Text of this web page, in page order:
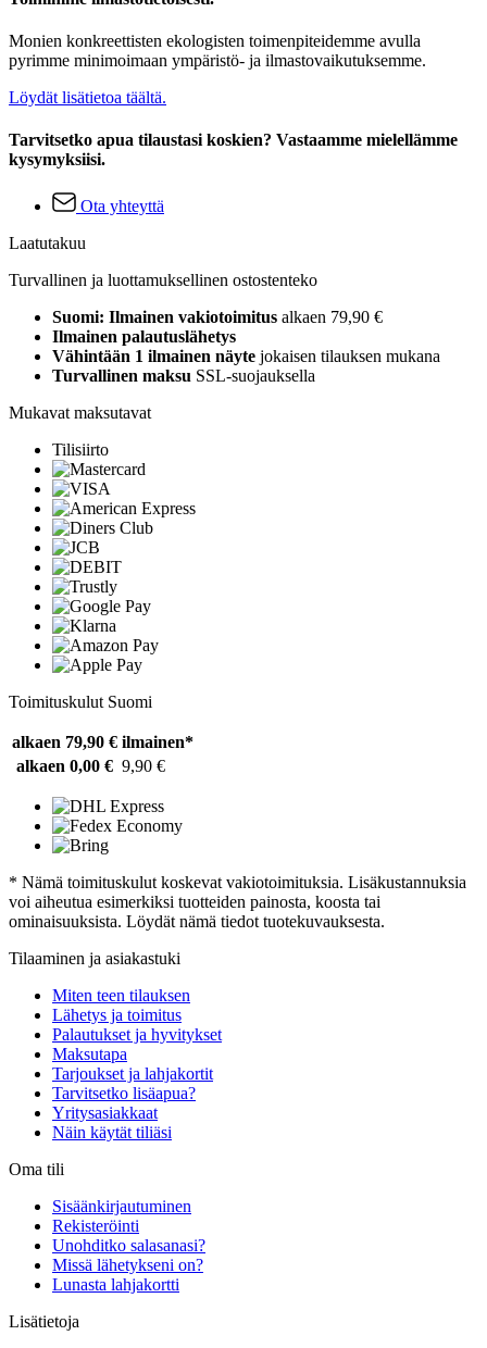
Monien konkreettisten ekologisten toimenpiteidemme avulla
pyrimme minimoimaan ympäristö- ja ilmastovaikutuksemme.
Löydät lisätietoa täältä.
Tarvitsetko apua tilaustasi koskien? Vastaamme mielellämme
kysymyksiisi.
Ota yhteyttä
Laatutakuu
Turvallinen ja luottamuksellinen ostostenteko
Suomi: Ilmainen vakiotoimitus alkaen 79,90 €
Ilmainen palautuslähetys
Vähintään 1 ilmainen näyte jokaisen tilauksen mukana
Turvallinen maksu SSL-suojauksella
Mukavat maksutavat
Tilisiirto
Toimituskulut Suomi
alkaen 79,90 € ilmainen*
alkaen 0,00 € 9,90 €
* Nämä toimituskulut koskevat vakiotoimituksia. Lisäkustannuksia
voi aiheutua esimerkiksi tuotteiden painosta, koosta tai
ominaisuuksista. Löydät nämä tiedot tuotekuvauksesta.
Tilaaminen ja asiakastuki
Miten teen tilauksen
Lähetys ja toimitus
Palautukset ja hyvitykset
Maksutapa
Tarjoukset ja lahjakortit
Tarvitsetko lisäapua?
Yritysasiakkaat
Näin käytät tiliäsi
Oma tili
Sisäänkirjautuminen
Rekisteröinti
Unohditko salasanasi?
Missä lähetykseni on?
Lunasta lahjakortti
Lisätietoja